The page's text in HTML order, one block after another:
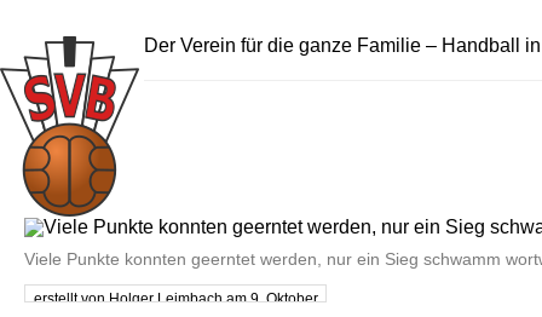
Der Verein für die ganze Familie – Handball
Viele Punkte konnten geerntet werden, nur ein Sieg schwamm
erstellt von Holger Leimbach am 9. Oktober